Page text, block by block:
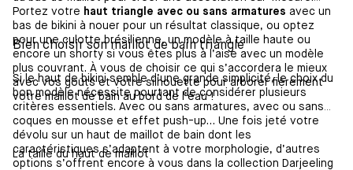
Portez votre haut triangle avec ou sans armatures avec un
bas de bikini à nouer pour un résultat classique, ou optez
pour une culotte brésilienne, un modèle à taille haute ou
encore un shorty si vous êtes plus à l’aise avec un modèle
plus couvrant. À vous de choisir ce qui s’accordera le mieux
avec vos goûts et votre silhouette pour arborer fièrement
votre maillot de bain au bord de l’eau !
Bien choisir son maillot de bain triangle
Si le haut de bikini semble d’une grande simplicité, le choix du
bon modèle nécessite pourtant de considérer plusieurs
critères essentiels. Avec ou sans armatures, avec ou sans
coques en mousse et effet push-up… Une fois jeté votre
dévolu sur un haut de maillot de bain dont les
caractéristiques s’adaptent à votre morphologie, d’autres
options s’offrent encore à vous dans la collection Darjeeling
La taille du haut de maillot